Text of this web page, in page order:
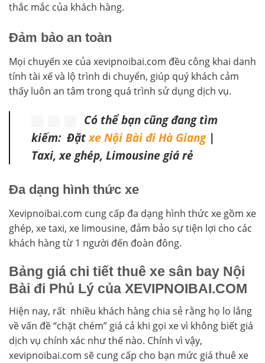
thắc mắc của khách hàng.
Đảm bảo an toàn
Mọi chuyến xe của xevipnoibai.com đều công khai danh
tính tài xế và lộ trình di chuyển, giúp quý khách cảm
thấy luôn an tâm trong quá trình sử dụng dịch vụ.
Có thể bạn cũng đang tìm
kiếm: Đặtxe Nội Bài đi Hà Giang|
Taxi, xe ghép, Limousine giá rẻ
Đa dạng hình thức xe
Xevipnoibai.com cung cấp đa dạng hình thức xe gồm xe
ghép, xe taxi, xe limousine, đảm bảo sự tiện lợi cho các
khách hàng từ 1 người đến đoàn đông.
Bảng giá chi tiết thuê xe sân bay Nội
Bài đi Phủ Lý của XEVIPNOIBAI.COM
Hiện nay, rất nhiều khách hàng chia sẻ rằng họ lo lắng
về vấn đề “chặt chém” giá cả khi gọi xe vì không biết giá
dịch vụ chính xác như thế nào. Chính vì vậy,
xevipnoibai.com sẽ cung cấp cho bạn mức giá thuê xe